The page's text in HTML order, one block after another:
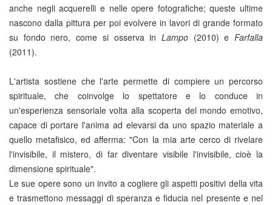
anche negli acquerelli e nelle opere fotografiche; queste ultime
nascono dalla pittura per poi evolvere in lavori di grande formato
su fondo nero, come si osserva in Lampo(2010) eFarfalla
(2011).
L'artista sostiene che l'arte permette di compiere un percorso
spirituale, che coinvolge lo spettatore e lo conduce in
un'esperienza sensoriale volta alla scoperta del mondo emotivo,
capace di portare l'anima ad elevarsi da uno spazio materiale a
quello metafisico, ed afferma: "Con la mia arte cerco di rivelare
l'invisibile, il mistero, di far diventare visibile l'invisibile, cioè la
dimensione spirituale".
Le sue opere sono un invito a cogliere gli aspetti positivi della vita
e trasmettono messaggi di speranza e fiducia nel presente e nel